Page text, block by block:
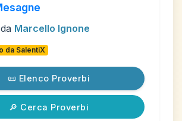
Marcello Ignone
da SalentiX
📜 Elenco Proverbi
🔎 Cerca Proverbi